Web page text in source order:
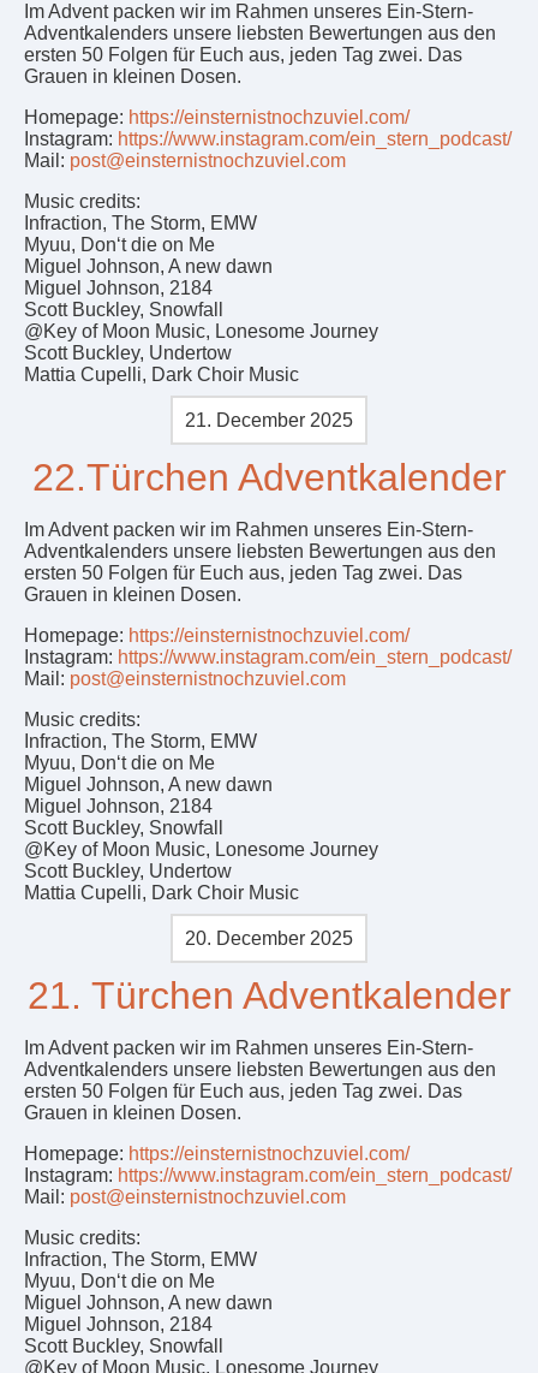
Im Advent packen wir im Rahmen unseres Ein-Stern-
Adventkalenders unsere liebsten Bewertungen aus den
ersten 50 Folgen für Euch aus, jeden Tag zwei. Das
Grauen in kleinen Dosen.
Homepage: https://einsternistnochzuviel.com/
Instagram: https://www.instagram.com/ein_stern_podcast/
Mail: post@einsternistnochzuviel.com
Music credits:
Infraction, The Storm, EMW
Myuu, Don‘t die on Me
Miguel Johnson, A new dawn
Miguel Johnson, 2184
Scott Buckley, Snowfall
@Key of Moon Music, Lonesome Journey
Scott Buckley, Undertow
Mattia Cupelli, Dark Choir Music
21. December 2025
22.Türchen Adventkalender
Im Advent packen wir im Rahmen unseres Ein-Stern-
Adventkalenders unsere liebsten Bewertungen aus den
ersten 50 Folgen für Euch aus, jeden Tag zwei. Das
Grauen in kleinen Dosen.
Homepage: https://einsternistnochzuviel.com/
Instagram: https://www.instagram.com/ein_stern_podcast/
Mail: post@einsternistnochzuviel.com
Music credits:
Infraction, The Storm, EMW
Myuu, Don‘t die on Me
Miguel Johnson, A new dawn
Miguel Johnson, 2184
Scott Buckley, Snowfall
@Key of Moon Music, Lonesome Journey
Scott Buckley, Undertow
Mattia Cupelli, Dark Choir Music
20. December 2025
21. Türchen Adventkalender
Im Advent packen wir im Rahmen unseres Ein-Stern-
Adventkalenders unsere liebsten Bewertungen aus den
ersten 50 Folgen für Euch aus, jeden Tag zwei. Das
Grauen in kleinen Dosen.
Homepage: https://einsternistnochzuviel.com/
Instagram: https://www.instagram.com/ein_stern_podcast/
Mail: post@einsternistnochzuviel.com
Music credits:
Infraction, The Storm, EMW
Myuu, Don‘t die on Me
Miguel Johnson, A new dawn
Miguel Johnson, 2184
Scott Buckley, Snowfall
@Key of Moon Music, Lonesome Journey